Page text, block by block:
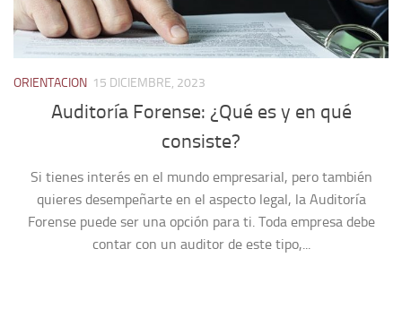
ORIENTACION 15 DICIEMBRE, 2023
Auditoría Forense: ¿Qué es y en qué
consiste?
Si tienes interés en el mundo empresarial, pero también
quieres desempeñarte en el aspecto legal, la Auditoría
Forense puede ser una opción para ti. Toda empresa debe
contar con un auditor de este tipo,...